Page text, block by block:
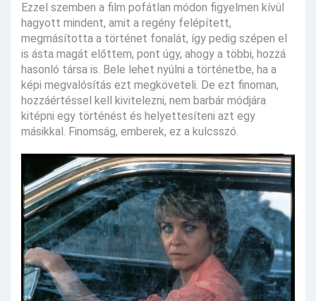
Ezzel szemben a film pofátlan módon figyelmen kívül
hagyott mindent, amit a regény felépített,
megmásította a történet fonalát, így pedig szépen el
is ásta magát előttem, pont úgy, ahogy a többi, hozzá
hasonló társa is. Bele lehet nyúlni a történetbe, ha a
képi megvalósítás ezt megköveteli. De ezt finoman,
hozzáértéssel kell kivitelezni, nem barbár módjára
kitépni egy történést és helyettesíteni azt egy
másikkal. Finomság, emberek, ez a kulcsszó.